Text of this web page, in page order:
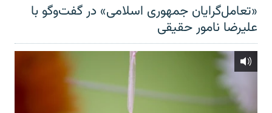
«تعامل‌گرایان جمهوری اسلامی» در گفت‌وگو با
علیرضا نامور حقیقی